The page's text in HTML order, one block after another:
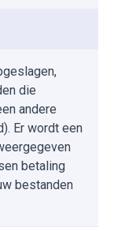
die
andere
Er wordt een
betaling
bestanden